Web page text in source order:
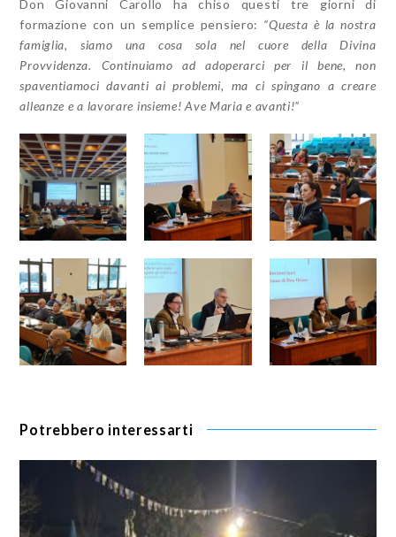
Don Giovanni Carollo ha chiso questi tre giorni di
formazione con un semplice pensiero: “Questa è la nostra
famiglia, siamo una cosa sola nel cuore della Divina
Provvidenza. Continuiamo ad adoperarci per il bene, non
spaventiamoci davanti ai problemi, ma ci spingano a creare
alleanze e a lavorare insieme! Ave Maria e avanti!”
Potrebbero interessarti